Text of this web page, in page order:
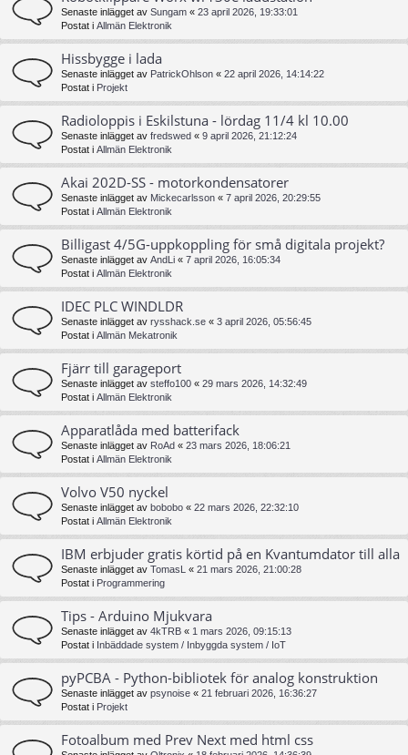
Senaste inlägget av Sungam « 23 april 2026, 19:33:01
Postat i Allmän Elektronik
Hissbygge i lada
Senaste inlägget av PatrickOhlson « 22 april 2026, 14:14:22
Postat i Projekt
Radioloppis i Eskilstuna - lördag 11/4 kl 10.00
Senaste inlägget av fredswed « 9 april 2026, 21:12:24
Postat i Allmän Elektronik
Akai 202D-SS - motorkondensatorer
Senaste inlägget av Mickecarlsson « 7 april 2026, 20:29:55
Postat i Allmän Elektronik
Billigast 4/5G-uppkoppling för små digitala projekt?
Senaste inlägget av AndLi « 7 april 2026, 16:05:34
Postat i Allmän Elektronik
IDEC PLC WINDLDR
Senaste inlägget av rysshack.se « 3 april 2026, 05:56:45
Postat i Allmän Mekatronik
Fjärr till garageport
Senaste inlägget av steffo100 « 29 mars 2026, 14:32:49
Postat i Allmän Elektronik
Apparatlåda med batterifack
Senaste inlägget av RoAd « 23 mars 2026, 18:06:21
Postat i Allmän Elektronik
Volvo V50 nyckel
Senaste inlägget av bobobo « 22 mars 2026, 22:32:10
Postat i Allmän Elektronik
IBM erbjuder gratis körtid på en Kvantumdator till alla
Senaste inlägget av TomasL « 21 mars 2026, 21:00:28
Postat i Programmering
Tips - Arduino Mjukvara
Senaste inlägget av 4kTRB « 1 mars 2026, 09:15:13
Postat i Inbäddade system / Inbyggda system / IoT
pyPCBA - Python-bibliotek för analog konstruktion
Senaste inlägget av psynoise « 21 februari 2026, 16:36:27
Postat i Projekt
Fotoalbum med Prev Next med html css